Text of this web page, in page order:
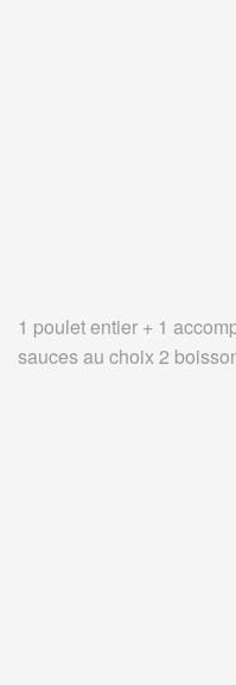
1 poulet entier + 1
sauces au choix 2